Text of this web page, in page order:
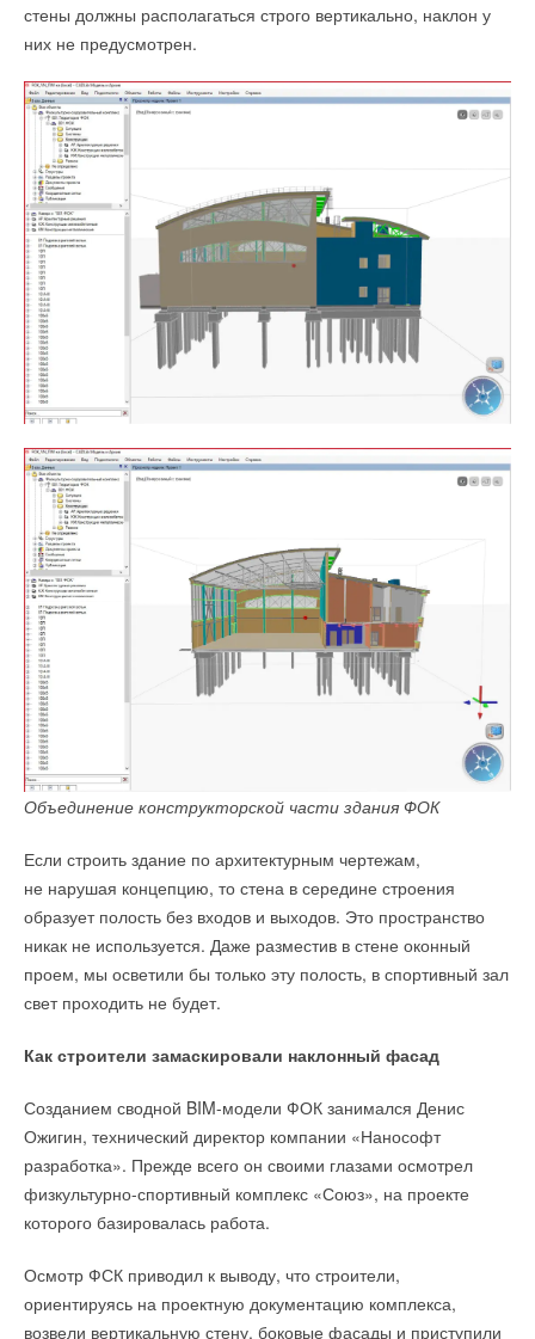
стены должны располагаться строго вертикально, наклон у
них не предусмотрен.
Объединение конструкторской части здания ФОК
Если строить здание по архитектурным чертежам,
не нарушая концепцию, то стена в середине строения
образует полость без входов и выходов. Это пространство
никак не используется. Даже разместив в стене оконный
проем, мы осветили бы только эту полость, в спортивный зал
свет проходить не будет.
Как строители замаскировали наклонный фасад
Созданием сводной BIM-модели ФОК занимался Денис
Ожигин, технический директор компании «Нанософт
разработка». Прежде всего он своими глазами осмотрел
физкультурно-спортивный комплекс «Союз», на проекте
которого базировалась работа.
Осмотр ФСК приводил к выводу, что строители,
ориентируясь на проектную документацию комплекса,
возвели вертикальную стену, боковые фасады и приступили